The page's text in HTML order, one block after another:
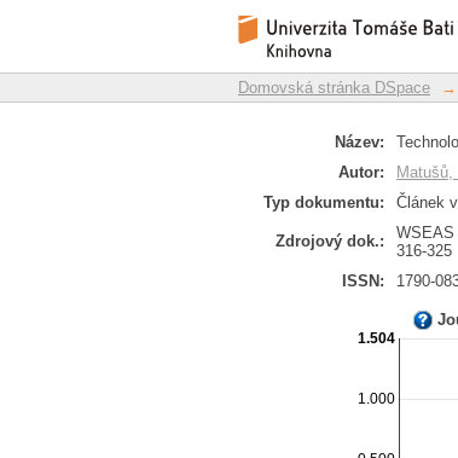
Technology-
education
Repozitář DSpace/
Domovská stránka DSpace →
Název:
Autor:
Matušů,
Typ dokumentu:
Článek
Zdrojový dok.:
WSEAS
316-325
ISSN:
1790-
1.000
1.504